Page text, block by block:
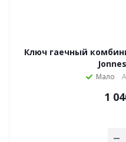
Ключ гаечный
Мало
1